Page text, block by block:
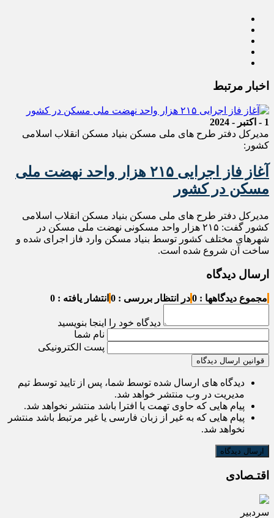
اخبار مرتبط
1 - اکتبر - 2024
مدیرکل دفتر طرح های ملی مسکن بنیاد مسکن انقلاب اسلامی
کشور:
آغاز فاز اجرایی ۲۱۵ هزار واحد نهضت ملی
مسکن در کشور
مدیرکل دفتر طرح های ملی مسکن بنیاد مسکن انقلاب اسلامی
کشور گفت: ۲۱۵ هزار واحد مسکونی نهضت ملی مسکن در
شهرهای مختلف کشور توسط بنیاد مسکن وارد فاز اجرای شده و
ساخت آن شروع شده است.
ارسال دیدگاه
مجموع دیدگاهها : 0 در انتظار بررسی : 0 انتشار یافته : 0
دیدگاه خود را اینجا بنویسید
نام شما
پست الکترونیکی
قوانین ارسال دیدگاه
دیدگاه های ارسال شده توسط شما، پس از تایید توسط تیم
مدیریت در وب منتشر خواهد شد.
پیام هایی که حاوی تهمت یا افترا باشد منتشر نخواهد شد.
پیام هایی که به غیر از زبان فارسی یا غیر مرتبط باشد منتشر
نخواهد شد.
اقتـصادی
سردبیر